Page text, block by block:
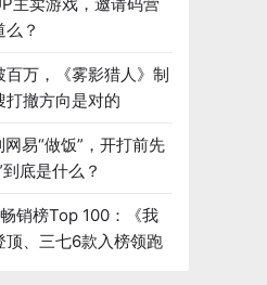
？
百万，《雾影猎人》制
打撤方向是对的
易“做饭”，开打前先
底是什么？
销榜Top 100：《我
顶、三七6款入榜领跑